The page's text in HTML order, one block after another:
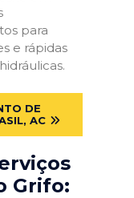
para
e rápidas
DE
AC
Grifo: